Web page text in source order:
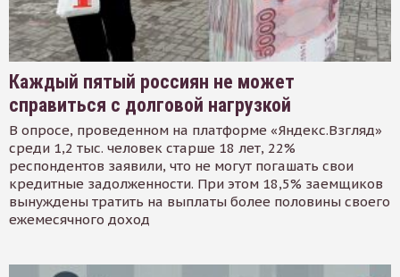
Каждый пятый россиян не может
справиться с долговой нагрузкой
В опросе, проведенном на платформе «Яндекс.Взгляд»
среди 1,2 тыс. человек старше 18 лет, 22%
респондентов заявили, что не могут погашать свои
кредитные задолженности. При этом 18,5% заемщиков
вынуждены тратить на выплаты более половины своего
ежемесячного доход